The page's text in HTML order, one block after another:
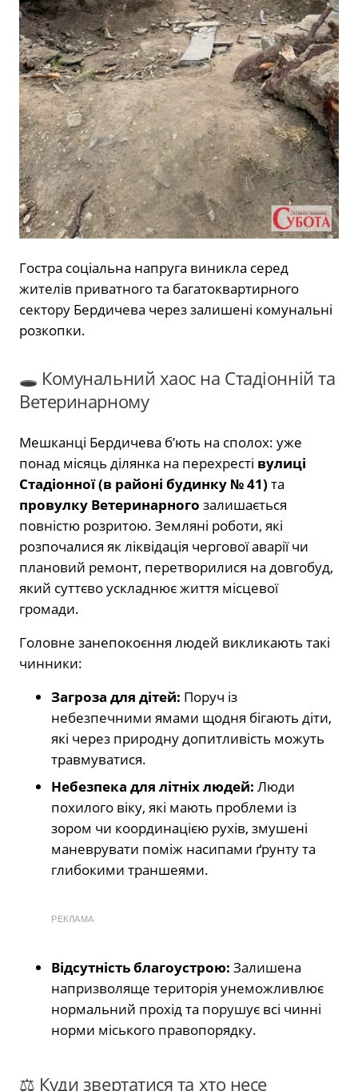
Гостра соціальна напруга виникла серед
жителів приватного та багатоквартирного
сектору Бердичева через залишені комунальні
розкопки.
🕳️ Комунальний хаос на Стадіонній та
Ветеринарному
Мешканці Бердичева б’ють на сполох: уже
понад місяць ділянка на перехресті вулиці
Стадіонної (в районі будинку № 41) та
провулку Ветеринарного залишається
повністю розритою. Земляні роботи, які
розпочалися як ліквідація чергової аварії чи
плановий ремонт, перетворилися на довгобуд,
який суттєво ускладнює життя місцевої
громади.
Головне занепокоєння людей викликають такі
чинники:
Загроза для дітей: Поруч із
небезпечними ямами щодня бігають діти,
які через природну допитливість можуть
травмуватися.
Небезпека для літніх людей: Люди
похилого віку, які мають проблеми із
зором чи координацією рухів, змушені
маневрувати поміж насипами ґрунту та
глибокими траншеями.
РЕКЛАМА
Відсутність благоустрою: Залишена
напризволяще територія унеможливлює
нормальний прохід та порушує всі чинні
норми міського правопорядку.
⚖️ Куди звертатися та хто несе